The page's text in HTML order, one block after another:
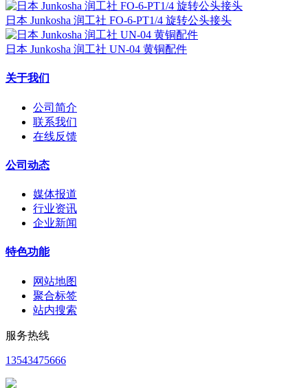
日本 Junkosha 润工社 FO-6-PT1/4 旋转公头接头
日本 Junkosha 润工社 UN-04 黄铜配件
关于我们
公司简介
联系我们
在线反馈
公司动态
媒体报道
行业资讯
企业新闻
特色功能
网站地图
聚合标签
站内搜索
服务热线
13543475666